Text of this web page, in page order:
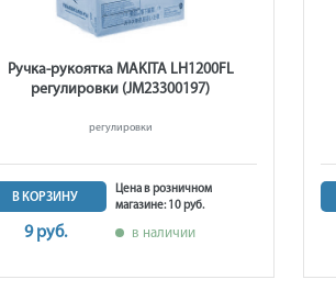
Ручка-рукоятка MAKITA LH1200FL
регулировки (JM23300197)
регулировки
В КОРЗИНУ
9 руб.
Цена в розничном
магазине: 10 руб.
в наличии